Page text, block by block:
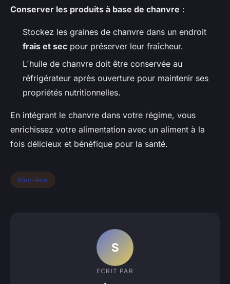
Conserver les produits à base de chanvre :
Stockez les graines de chanvre dans un endroit
frais et sec pour préserver leur fraîcheur.
L'huile de chanvre doit être conservée au
réfrigérateur après ouverture pour maintenir ses
propriétés nutritionnelles.
En intégrant le chanvre dans votre régime, vous
enrichissez votre alimentation avec un aliment à la
fois délicieux et bénéfique pour la santé.
Bien-être
S
ECRIT PAR